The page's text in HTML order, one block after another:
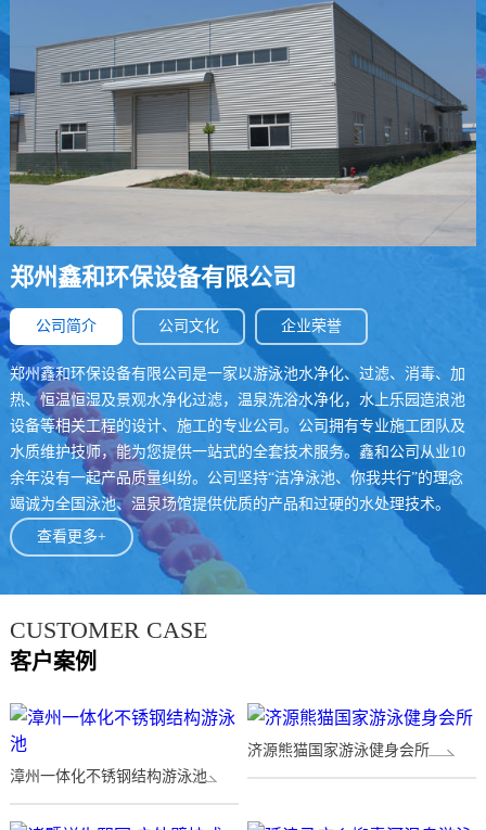
郑州鑫和环保设备有限公司
公司简介 公司文化 企业荣誉
郑州鑫和环保设备有限公司是一家以游泳池水净化、过滤、消毒、加
热、恒温恒湿及景观水净化过滤，温泉洗浴水净化，水上乐园造浪池
设备等相关工程的设计、施工的专业公司。公司拥有专业施工团队及
水质维护技师，能为您提供一站式的全套技术服务。鑫和公司从业10
余年没有一起产品质量纠纷。公司坚持“洁净泳池、你我共行”的理念
竭诚为全国泳池、温泉场馆提供优质的产品和过硬的水处理技术。
查看更多+
CUSTOMER CASE
客户案例
漳州一体化不锈钢结构游泳池
济源熊猫国家游泳健身会所